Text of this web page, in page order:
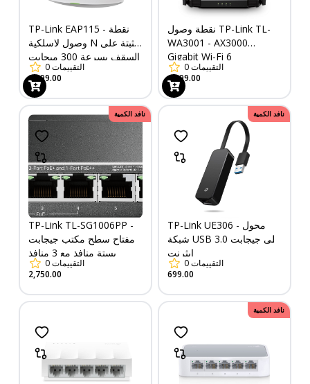
TP-Link EAP115 - نقطة
وصول لاسلكية N مثبتة على
السقف بسرعة 300 ميجابت
في الثانية
0التقييمات
2,199.00
نقطة وصول TP-Link TL-
WA3001 - AX3000
Gigabit Wi-Fi 6
0التقييمات
4,199.00
نافد الكمية
TP-Link TL-SG1006PP -
مفتاح سطح مكتب جيجابت
بستة منافذ مع 3 منافذ
0التقييمات
2,750.00
نافد الكمية
TP-Link UE306 - محول
شبكة USB 3.0 إلى جيجابت
إيثرنت
0التقييمات
699.00
نافد الكمية